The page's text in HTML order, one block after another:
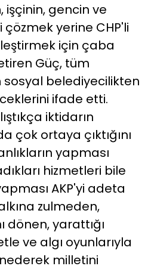
işçinin, gencin ve
yerine CHP'li
için çaba
Güç, tüm
belediyecilikten
ifade etti.
iktidarın
çok ortaya çıktığını
yapması
hizmetleri bile
AKP'yi adeta
zulmeden,
dönen, yarattığı
ve algı oyunlarıyla
milletini